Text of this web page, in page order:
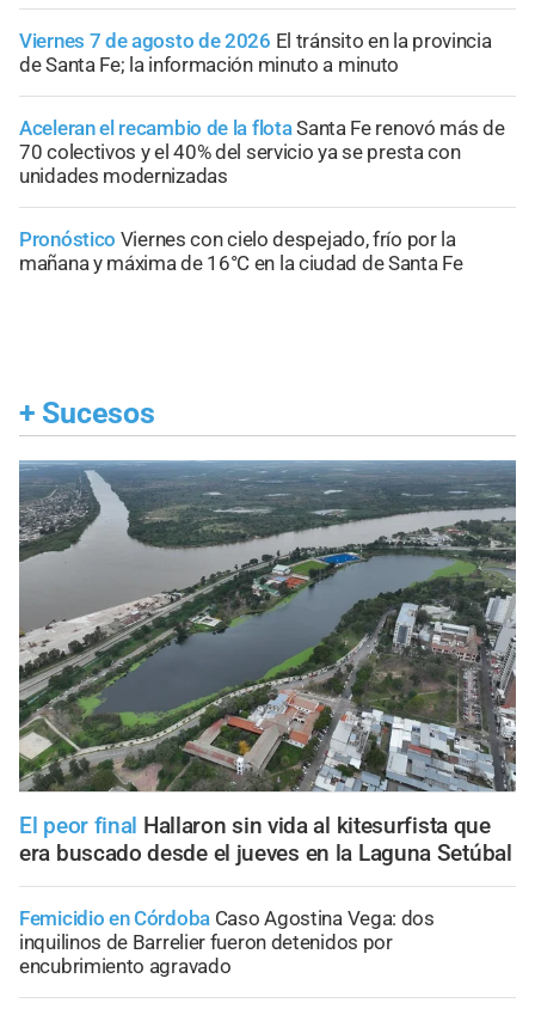
Viernes 7 de agosto de 2026 El tránsito en la provincia
de Santa Fe; la información minuto a minuto
Aceleran el recambio de la flotaSanta Fe renovó más de
70 colectivos y el 40% del servicio ya se presta con
unidades modernizadas
Pronóstico Viernes con cielo despejado, frío por la
mañana y máxima de 16°C en la ciudad de Santa Fe
+ Sucesos
El peor final Hallaron sin vida al kitesurfista que
era buscado desde el jueves en la Laguna Setúbal
Femicidio en Córdoba Caso Agostina Vega: dos
inquilinos de Barrelier fueron detenidos por
encubrimiento agravado